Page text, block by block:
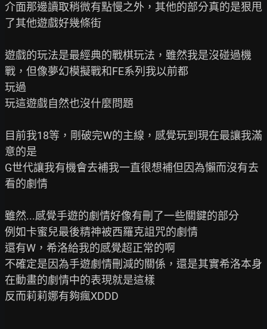
介面那邊讀取稍微有點慢之外，其他的部分真的是狠甩
了其他遊戲好幾條街
遊戲的玩法是最經典的戰棋玩法，雖然我是沒碰過機
戰，但像夢幻模擬戰和FE系列我以前都
玩過
玩這遊戲自然也沒什麼問題
目前我18等，剛破完W的主線，感覺玩到現在最讓我滿
意的是
G世代讓我有機會去補我一直很想補但因為懶而沒有去
看的劇情
雖然...感覺手遊的劇情好像有刪了一些關鍵的部分
例如卡蜜兒最後精神被西羅克詛咒的劇情
還有W，希洛給我的感覺超正常的啊
不確定是因為手遊劇情刪減的關係，還是其實希洛本身
在動畫的劇情中的表現就是這樣
反而莉莉娜有夠瘋XDDD